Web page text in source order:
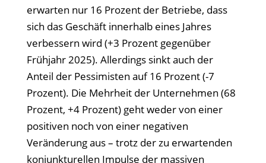
erwarten nur 16 Prozent der Betriebe, dass
sich das Geschäft innerhalb eines Jahres
verbessern wird (+3 Prozent gegenüber
Frühjahr 2025). Allerdings sinkt auch der
Anteil der Pessimisten auf 16 Prozent (-7
Prozent). Die Mehrheit der Unternehmen (68
Prozent, +4 Prozent) geht weder von einer
positiven noch von einer negativen
Veränderung aus– trotz der zu erwartenden
konjunkturellen Impulse der massiven